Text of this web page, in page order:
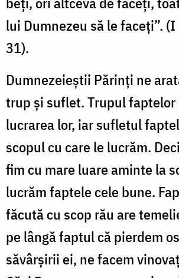
lui Dumnezeu să le faceți”.
31).
Dumnezeieștii Părinți ne
trup și suflet. Trupul faptelor
lucrarea lor, iar sufletul
scopul cu care le lucrăm.
fim cu mare luare aminte la
lucrăm faptele cele bune.
făcută cu scop rău are
pe lângă faptul că pierdem
săvârșirii ei, ne facem